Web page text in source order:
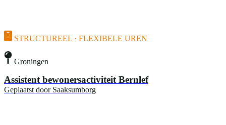
STRUCTUREEL · FLEXIBELE UREN
Groningen
Assistent bewonersactiviteit Bernlef
Geplaatst door Saaksumborg